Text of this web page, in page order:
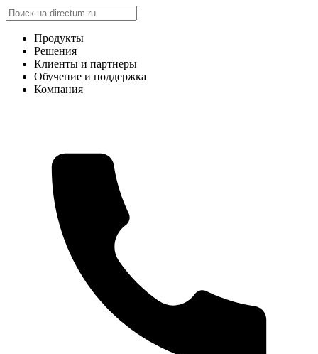
Продукты
Решения
Клиенты и партнеры
Обучение и поддержка
Компания